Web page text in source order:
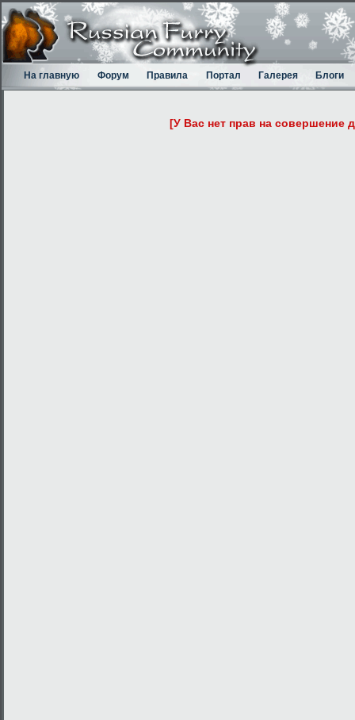
На главную Форум Правила Портал Галерея Блоги
[У Вас нет прав на совершение